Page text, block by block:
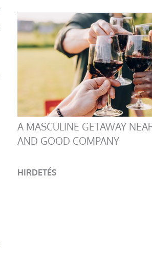
A MASCULINE GETAWAY
AND GOOD COMPANY
HIRDETÉS